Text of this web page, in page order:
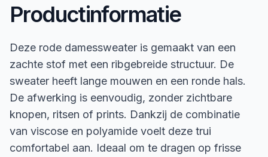
Productinformatie
Deze rode damessweater is gemaakt van een
zachte stof met een ribgebreide structuur. De
sweater heeft lange mouwen en een ronde hals.
De afwerking is eenvoudig, zonder zichtbare
knopen, ritsen of prints. Dankzij de combinatie
van viscose en polyamide voelt deze trui
comfortabel aan. Ideaal om te dragen op frisse